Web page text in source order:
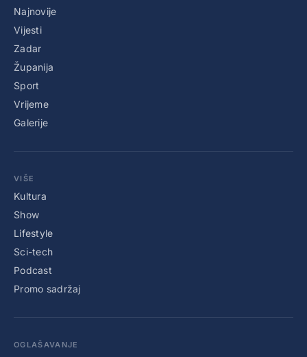
Najnovije
Vijesti
Zadar
Županija
Sport
Vrijeme
Galerije
VIŠE
Kultura
Show
Lifestyle
Sci-tech
Podcast
Promo sadržaj
OGLAŠAVANJE